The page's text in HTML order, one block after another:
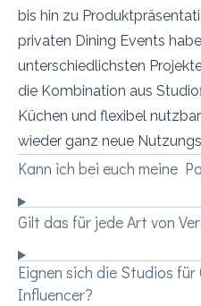
bis hin zu
privaten Dining Events
unterschiedlichsten
die Kombination aus
Küchen und flexibel
wieder ganz neue
Kann ich bei euch meine
Gilt das für jede Art von
Eignen sich die Studios
Influencer?